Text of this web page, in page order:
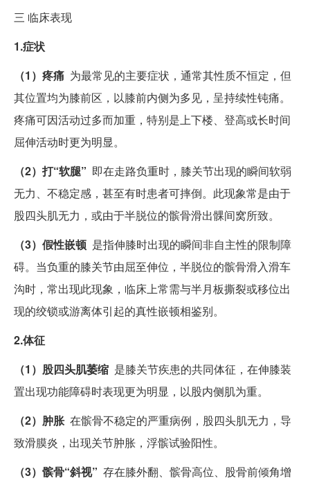
三 临床表现
1.症状
（1）疼痛 为最常见的主要症状，通常其性质不恒定，但
其位置均为膝前区，以膝前内侧为多见，呈持续性钝痛。
疼痛可因活动过多而加重，特别是上下楼、登高或长时间
屈伸活动时更为明显。
（2）打“软腿” 即在走路负重时，膝关节出现的瞬间软弱
无力、不稳定感，甚至有时患者可摔倒。此现象常是由于
股四头肌无力，或由于半脱位的髌骨滑出髁间窝所致。
（3）假性嵌顿 是指伸膝时出现的瞬间非自主性的限制障
碍。当负重的膝关节由屈至伸位，半脱位的髌骨滑入滑车
沟时，常出现此现象，临床上常需与半月板撕裂或移位出
现的绞锁或游离体引起的真性嵌顿相鉴别。
2.体征
（1）股四头肌萎缩 是膝关节疾患的共同体征，在伸膝装
置出现功能障碍时表现更为明显，以股内侧肌为重。
（2）肿胀在髌骨不稳定的严重病例，股四头肌无力，导
致滑膜炎，出现关节肿胀，浮髌试验阳性。
（3）髌骨“斜视” 存在膝外翻、髌骨高位、股骨前倾角增